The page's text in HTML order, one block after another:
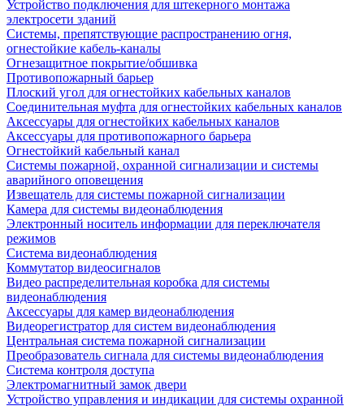
Устройство подключения для штекерного монтажа
электросети зданий
Системы, препятствующие распространению огня,
огнестойкие кабель-каналы
Огнезащитное покрытие/обшивка
Противопожарный барьер
Плоский угол для огнестойких кабельных каналов
Соединительная муфта для огнестойких кабельных каналов
Аксессуары для огнестойких кабельных каналов
Аксессуары для противопожарного барьера
Огнестойкий кабельный канал
Системы пожарной, охранной сигнализации и системы
аварийного оповещения
Извещатель для системы пожарной сигнализации
Камера для системы видеонаблюдения
Электронный носитель информации для переключателя
режимов
Система видеонаблюдения
Коммутатор видеосигналов
Видео распределительная коробка для системы
видеонаблюдения
Аксессуары для камер видеонаблюдения
Видеорегистратор для систем видеонаблюдения
Центральная система пожарной сигнализации
Преобразователь сигнала для системы видеонаблюдения
Система контроля доступа
Электромагнитный замок двери
Устройство управления и индикации для системы охранной